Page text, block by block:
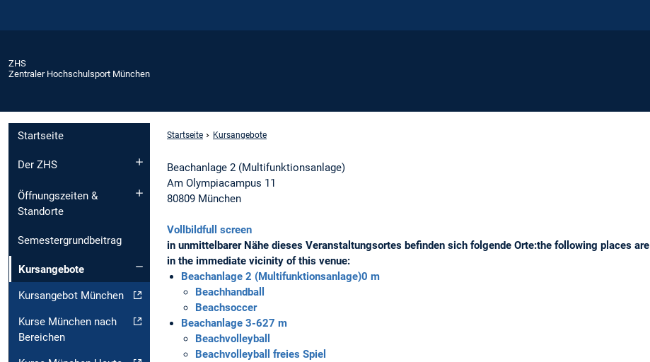
ZHS
Zentraler Hochschulsport München
Startseite
Der ZHS
Öffnungszeiten &
Standorte
Semestergrundbeitrag
Kursangebote
Kursangebot München
Kurse München nach
Bereichen
Startseite Kursangebote
Beachanlage 2 (Multifunktionsanlage)
Am Olympiacampus 11
80809 München
Vollbildfull screen
in unmittelbarer Nähe dieses Veranstaltungsortes befinden sich folgende Orte:the following places are
in the immediate vicinity of this venue:
Beachanlage 2 (Multifunktionsanlage)0 m
Beachhandball
Beachsoccer
Beachanlage 3-627 m
Beachvolleyball
Beachvolleyball freies Spiel